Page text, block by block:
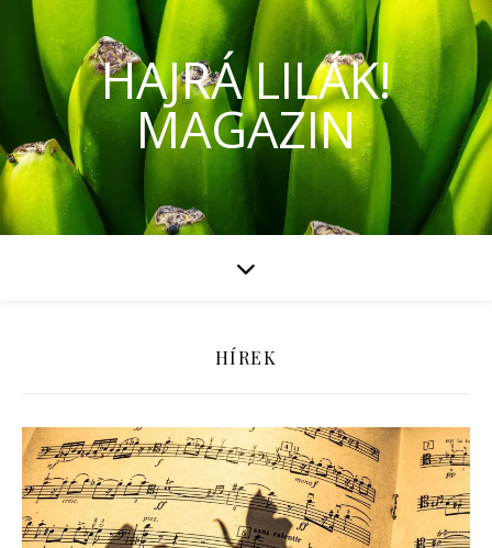
HAJRÁ LILÁK!
MAGAZIN
HÍREK